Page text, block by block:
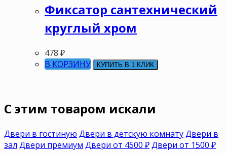
Фиксатор сантехнический
круглый хром
478 ₽
В КОРЗИНУ
КУПИТЬ В 1 КЛИК
C этим товаром искали
Двери в гостиную Двери в детскую комнатуДвери в
зал Двери премиум Двери от 4500 ₽Двери от 1500 ₽